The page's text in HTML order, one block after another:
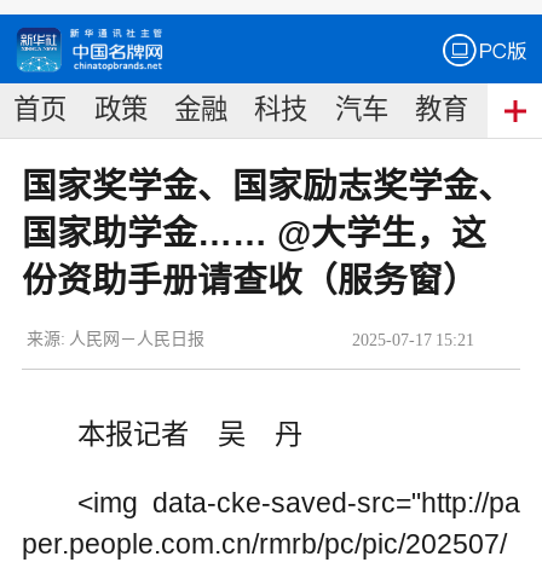
首页 政策 金融 科技 汽车 教育 食
国家奖学金、国家励志奖学金、
国家助学金…… @大学生，这
份资助手册请查收（服务窗）
2025-07-17 15:21
来源: 人民网－人民日报
本报记者 吴 丹
<img data-cke-saved-src="http://pa
per.people.com.cn/rmrb/pc/pic/202507/